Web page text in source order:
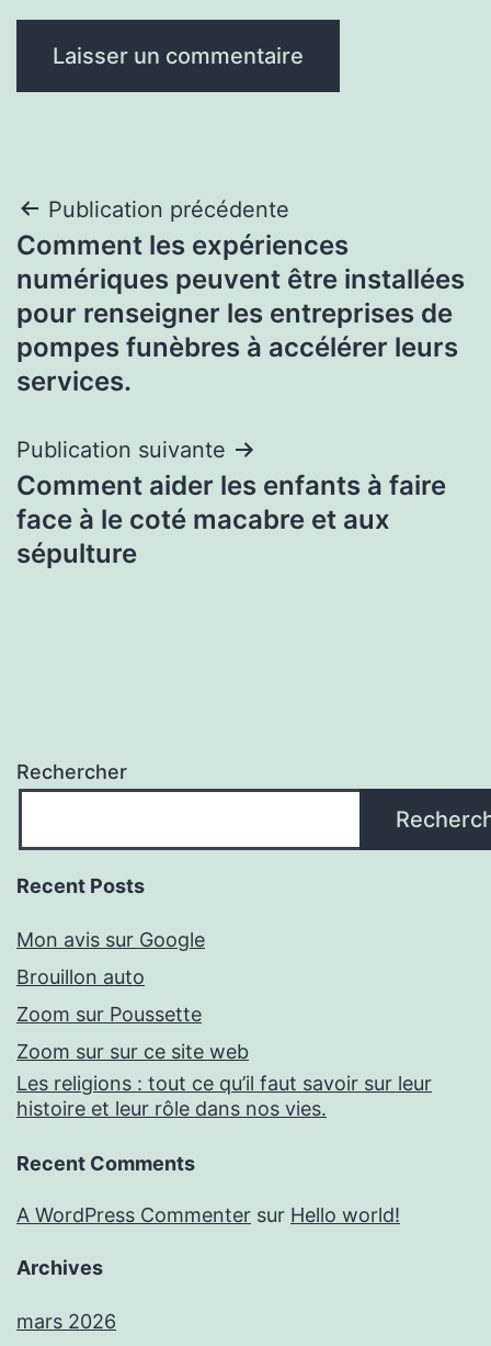
Navigation
de
l’article
Publication précédente
Comment les expériences
numériques peuvent être installées
pour renseigner les entreprises de
pompes funèbres à accélérer leurs
services.
Publication suivante
Comment aider les enfants à faire
face à le coté macabre et aux
sépulture
Rechercher
Recent Posts
Mon avis sur Google
Brouillon auto
Zoom sur Poussette
Zoom sur sur ce site web
Les religions : tout ce qu’il faut savoir sur leur
histoire et leur rôle dans nos vies.
Recent Comments
A WordPress Commenter sur Hello world!
Archives
mars 2026